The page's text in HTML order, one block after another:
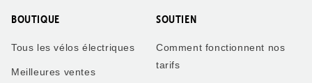
BOUTIQUE
Tous les vélos électriques
Meilleures ventes
SOUTIEN
Comment fonctionnent nos
tarifs